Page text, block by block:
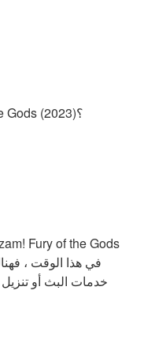
كيف تشاهد لقع Shazam! Fury of the Gods (2023)؟
خدمات البث أو